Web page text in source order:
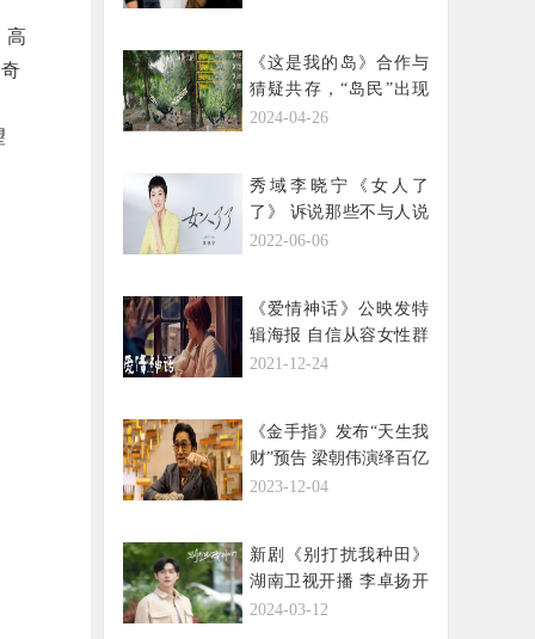
高
《这是我的岛》合作与
猜疑共存，“岛民”出现
信任危机？
2024-04-26
秀域李晓宁《女人了
了》 诉说那些不与人说
的故事
2022-06-06
《爱情神话》公映发特
辑海报 自信从容女性群
像温暖贺岁 ​
2021-12-24
《金手指》发布“天生我
财”预告 梁朝伟演绎百亿
大佬真实发财之路
2023-12-04
新剧《别打扰我种田》
湖南卫视开播 李卓扬开
启新型霸总下乡记
2024-03-12